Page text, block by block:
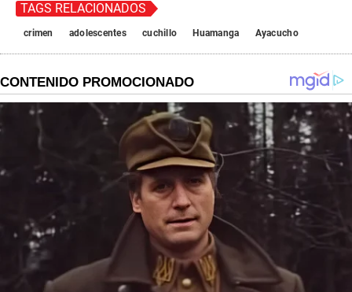
TAGS RELACIONADOS
crimen adolescentes cuchillo Huamanga Ayacucho